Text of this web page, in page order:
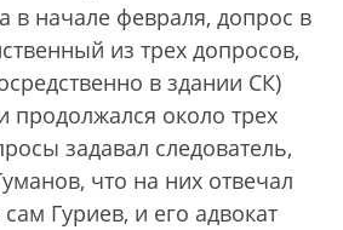
в начале февраля, допрос в
из трех допросов,
в здании СК)
продолжался около трех
задавал следователь,
что на них отвечал
Гуриев, и его адвокат